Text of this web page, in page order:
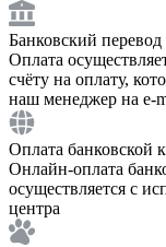
Банковский перевод
Оплата
счёту на оплату,
наш менеджер на e-
Оплата банковской
Онлайн-оплата
осуществляется с
центра